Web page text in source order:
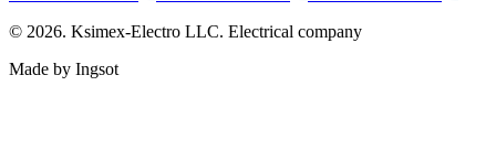
© 2026. Ksimex-Electro LLC. Electrical company
Made by Ingsot